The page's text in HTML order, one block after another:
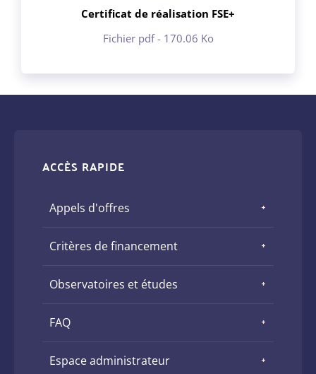
Certificat de réalisation FSE+
Fichier pdf - 170.06 Ko
ACCÈS RAPIDE
Appels d'offres
Critères de financement
Observatoires et études
FAQ
Espace administrateur